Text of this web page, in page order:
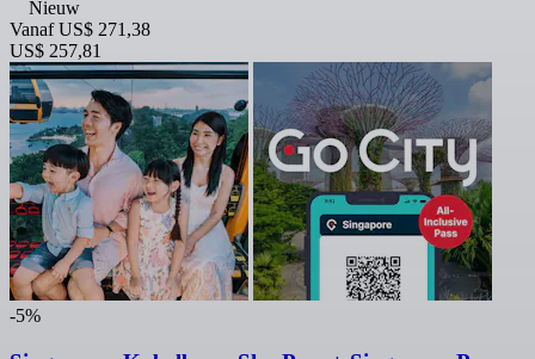
Nieuw
Vanaf US$ 271,38
US$ 257,81
-5%